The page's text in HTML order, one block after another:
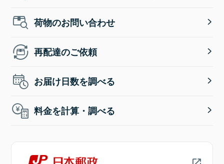
荷物のお問い合わせ
再配達のご依頼
お届け日数を調べる
料金を計算・調べる